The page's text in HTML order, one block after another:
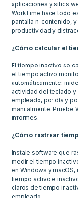
aplicaciones y sitios
WorkTime hace todo
pantalla ni contenido,
productividad y
¿Cómo calcular el
El tiempo inactivo se
el tiempo activo
automáticamente:
actividad del teclado
empleado, por día y
manualmente. Pruebe
informes.
¿Cómo rastrear
Instale software que
medir el tiempo
en Windows y
tiempo activo e
claros de tiempo
empleado.